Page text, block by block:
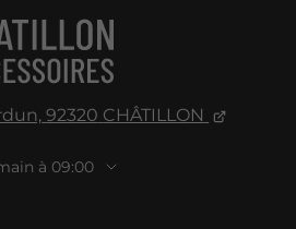
92320 CHÂTILLON
à 09:00